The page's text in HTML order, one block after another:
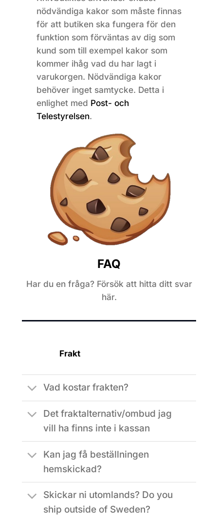
nödvändiga kakor som måste finnas
för att butiken ska fungera för den
funktion som förväntas av dig som
kund som till exempel kakor som
kommer ihåg vad du har lagt i
varukorgen. Nödvändiga kakor
behöver inget samtycke. Detta i
enlighet med Post- och
Telestyrelsen.
FAQ
Har du en fråga? Försök att hitta ditt svar
här.
Frakt
Vad kostar frakten?
Det fraktalternativ/ombud jag
vill ha finns inte i kassan
Kan jag få beställningen
hemskickad?
Skickar ni utomlands? Do you
ship outside of Sweden?